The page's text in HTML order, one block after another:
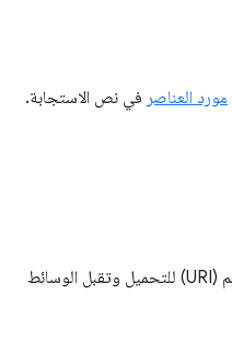
مورد العناصر في نص الاستجابة.
تتيح هذه الطريقة معرّف الموارد المنتظم (URI) للتحميل وتقبل الوسائط